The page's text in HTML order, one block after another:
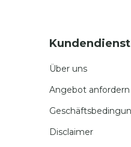
Kundendienst
Über uns
Angebot anfordern
Disclaimer